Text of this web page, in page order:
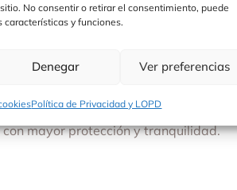
No consentir o retirar el consentimiento, puede
y funciones.
Denegar Ver preferencias
Política de Privacidad y LOPD
mayor protección y tranquilidad.